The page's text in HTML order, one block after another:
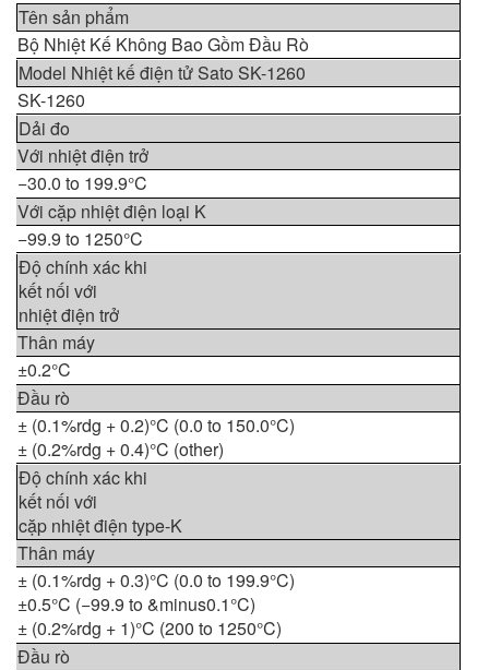
Tên sản phẩm
Bộ Nhiệt Kế Không Bao Gồm Đầu Rò
Model Nhiệt kế điện tử Sato SK-1260
SK-1260
Dải đo
Với nhiệt điện trở
−30.0 to 199.9°C
Với cặp nhiệt điện loại K
−99.9 to 1250°C
Độ chính xác khi
kết nối với
nhiệt điện trở
Thân máy
±0.2°C
Đầu rò
± (0.1%rdg + 0.2)°C (0.0 to 150.0°C)
± (0.2%rdg + 0.4)°C (other)
Độ chính xác khi
kết nối với
cặp nhiệt điện type-K
Thân máy
± (0.1%rdg + 0.3)°C (0.0 to 199.9°C)
±0.5°C (−99.9 to &minus0.1°C)
± (0.2%rdg + 1)°C (200 to 1250°C)
Đầu rò